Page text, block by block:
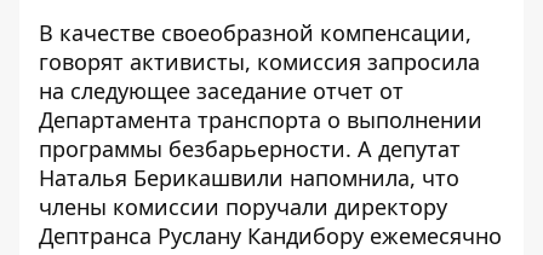
В качестве своеобразной компенсации,
говорят активисты, комиссия запросила
на следующее заседание отчет от
Департамента транспорта о выполнении
программы безбарьерности. А депутат
Наталья Берикашвили напомнила, что
члены комиссии поручали директору
Дептранса Руслану Кандибору ежемесячно